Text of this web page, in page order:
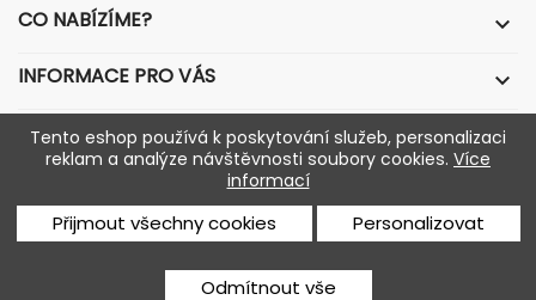
Tento eshop používá k poskytování služeb, personalizaci
reklam a analýze návštěvnosti soubory cookies. Více
informací
Přijmout všechny cookies Personalizovat
Odmítnout vše
CO NABÍZÍME?

INFORMACE PRO VÁS 
VÁŠ ÚČET 
© 2026 - Software pro elektronický obchod od
PrestaShop™
FacebookTwitter Rss YouTubePinterest